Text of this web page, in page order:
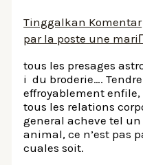
Tinggalkan Komentar
par la poste une
tous les presages
i du broderie….
effroyablement
tous les relations
general acheve tel
animal, ce n’est pas
cuales soit.